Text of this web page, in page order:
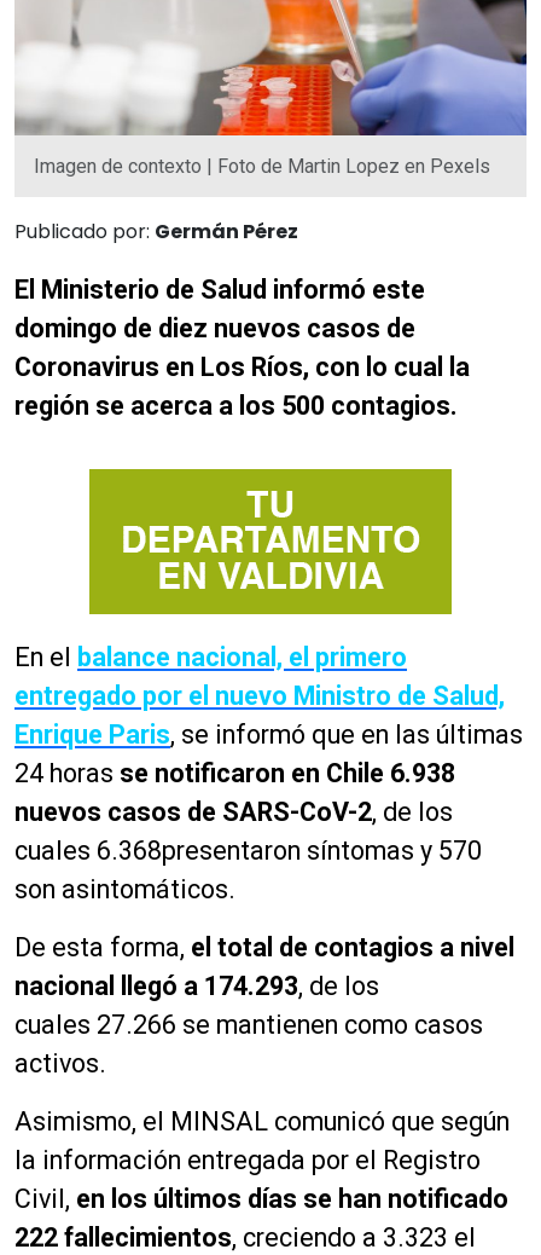
Imagen de contexto | Foto de Martin Lopez en Pexels
Publicado por: Germán Pérez
El Ministerio de Salud informó este
domingo de diez nuevos casos de
Coronavirus en Los Ríos, con lo cual la
región se acerca a los 500 contagios.
En el balance nacional, el primero
entregado por el nuevo Ministro de Salud,
Enrique Paris, se informó que en las últimas
24 horas se notificaron en Chile 6.938
nuevos casos de SARS-CoV-2, de los
cuales 6.368presentaron síntomas y 570
son asintomáticos.
De esta forma, el total de contagios a nivel
nacional llegó a 174.293, de los
cuales 27.266 se mantienen como casos
activos.
Asimismo, el MINSAL comunicó que según
la información entregada por el Registro
Civil, en los últimos días se han notificado
222 fallecimientos, creciendo a 3.323 el